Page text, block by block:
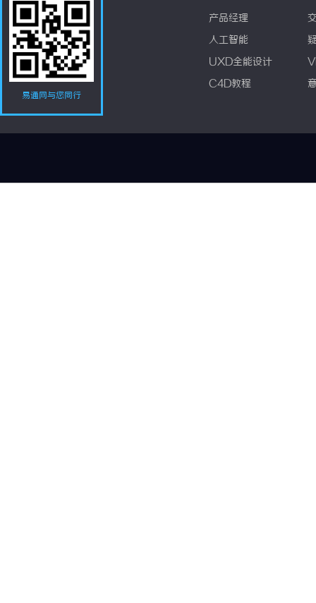
易通网与您同行
产品经理
人工智能
UXD全能设计
C4D教程